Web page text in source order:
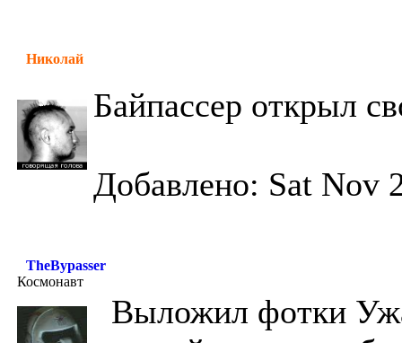
Николай
Байпассер открыл
Добавлено: Sat Nov
TheBypasser
Космонавт
Выложил фотки